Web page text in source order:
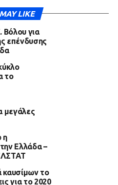
LIKE
Βόλου για
επένδυσης
το
μεγάλες
η
Ελλάδα –
καυσίμων το
για το 2020